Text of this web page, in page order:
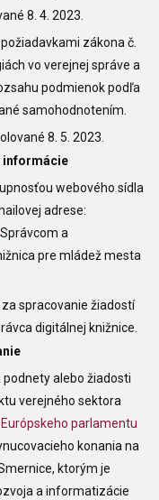
8. 4. 2023.
zákona č.
vo verejnej správe a
podmienok podľa
samohodnotením.
8. 5. 2023.
informácie
webového sídla
adrese:
. Správcom a
pre mládež mesta
spracovanie žiadostí
digitálnej knižnice.
alebo žiadosti
verejného sektora
parlamentu
konania na
ktorým je
a informatizácie